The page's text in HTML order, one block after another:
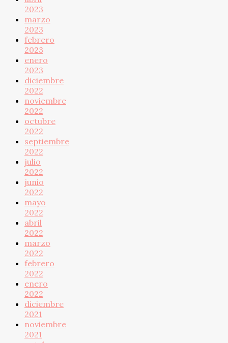
2023
marzo
2023
febrero
2023
enero
2023
diciembre
2022
noviembre
2022
octubre
2022
septiembre
2022
julio
2022
junio
2022
mayo
2022
abril
2022
marzo
2022
febrero
2022
enero
2022
diciembre
2021
noviembre
2021